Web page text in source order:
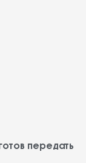
передать